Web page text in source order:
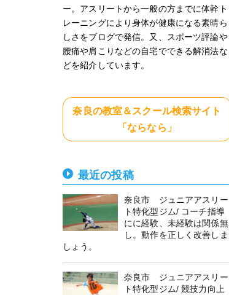
ー。アスリートから一般の方までに体幹ト
レーニングにより身体が健康になる素晴ら
しさをブログで発信。又、スポーツ評論や
腰痛や肩こりなどの自宅でできる解消法な
どを紹介しています。
奈良の教室＆スクール検索サイト
「ならなら」
最近の投稿
奈良市 ジュニアアスリー
ト特化型ジム/ コーチ指導
にに経験、未経験は関係無
し。動作を正しく改善しま
しょう。
奈良市 ジュニアアスリー
ト特化型ジム/ 競技力向上